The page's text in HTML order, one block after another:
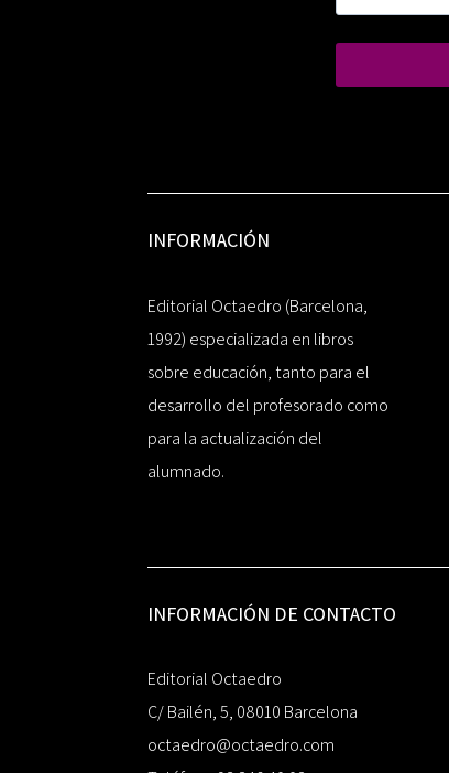
INFORMACIÓN
Editorial Octaedro (Barcelona,
1992) especializada en libros
sobre educación, tanto para el
desarrollo del profesorado como
para la actualización del
alumnado.
INFORMACIÓN DE CONTACTO
Editorial Octaedro
C/ Bailén, 5, 08010 Barcelona
octaedro@octaedro.com